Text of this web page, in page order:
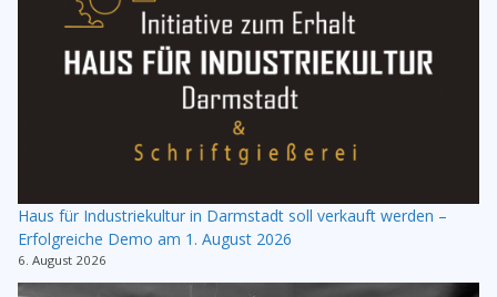
Haus für Industriekultur in Darmstadt soll verkauft werden –
Erfolgreiche Demo am 1. August 2026
6. August 2026